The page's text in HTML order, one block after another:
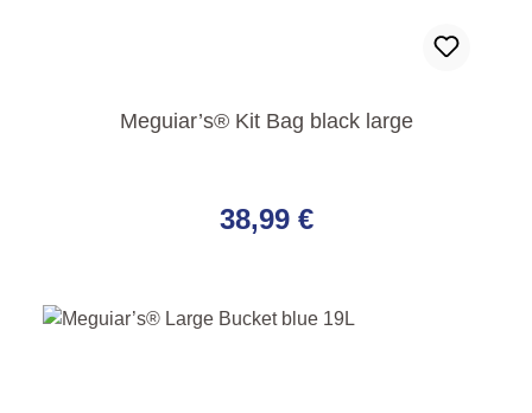
Meguiar’s® Kit Bag black large
38,99 €